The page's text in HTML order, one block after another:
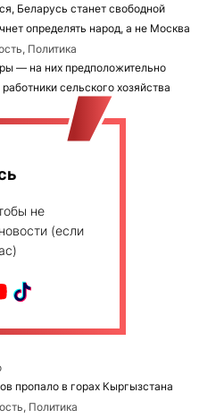
Беларусь станет свободной
определять народ, а не Москва
Политика
— на них предположительно
сельского хозяйства
не
(если
пропало в горах Кыргызстана
Политика